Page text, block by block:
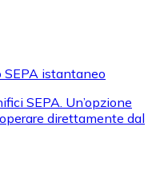
istantaneo
SEPA. Un’opzione
direttamente dal